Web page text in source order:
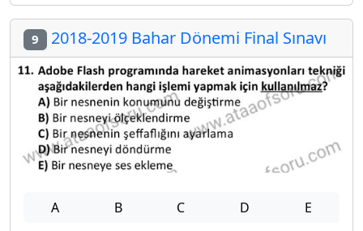
9 2018-2019 Bahar Dönemi Final Sınavı
A B C D E